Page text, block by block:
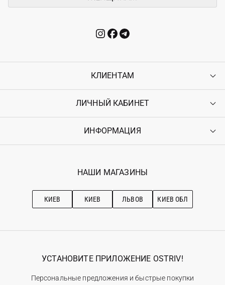
КЛИЕНТАМ
Контакты
Возврат
Гарантия
ЛИЧНЫЙ КАБИНЕТ
Войти
Ostriv Club+
ИНФОРМАЦИЯ
Наши магазини
Рекомендации по уходу
НАШИ МАГАЗИНЫ
КИЕВ КИЕВ ЛЬВОВ КИЕВ ОБЛ
УСТАНОВИТЕ ПРИЛОЖЕНИЕ OSTRIV!
Персональные предложения и быстрые покупки